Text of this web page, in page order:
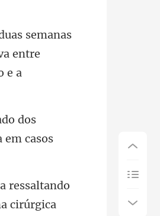
entre
dos
cirúrgica